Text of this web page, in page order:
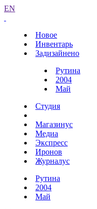
EN
Новое
Инвентарь
Задизайнено
Рутина
2004
Май
Студия
Магазинус
Медиа
Экспресс
Иронов
Журналус
Рутина
2004
Май